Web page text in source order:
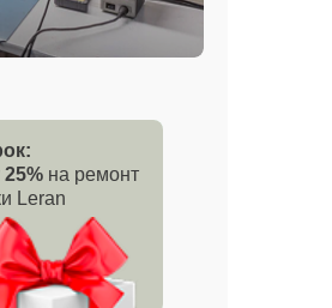
25% на ремонт
Leran